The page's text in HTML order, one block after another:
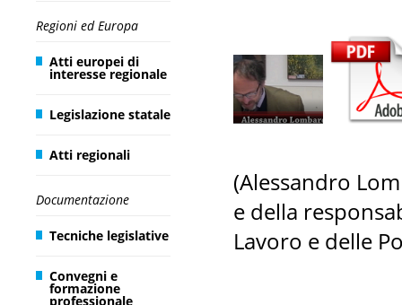
Regioni ed Europa
Atti europei di
interesse regionale
Legislazione statale
Atti regionali
Documentazione
Tecniche legislative
Convegni e
formazione
professionale
(Alessandro
e della
Lavoro e delle